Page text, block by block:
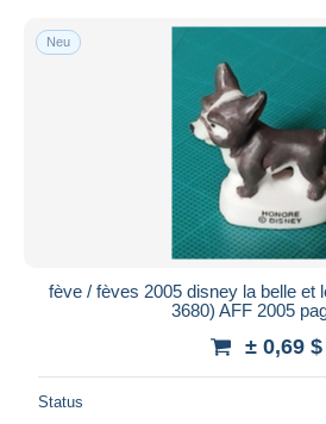
Neu
fève / fèves 2005 disney la belle et
3680) AFF 2005
± 0,69 $
Status